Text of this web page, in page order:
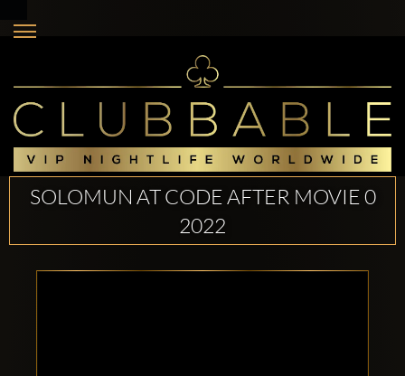
SOLOMUN AT CODE AFTER MOVIE 0
2022